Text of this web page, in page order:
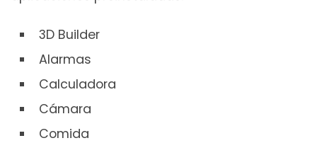
3D Builder
Alarmas
Calculadora
Cámara
Comida